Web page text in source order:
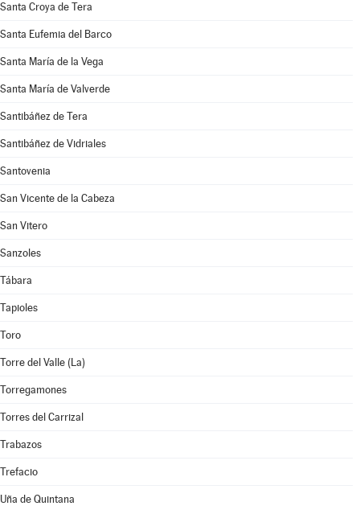
Santa Croya de Tera
Santa Eufemia del Barco
Santa María de la Vega
Santa María de Valverde
Santibáñez de Tera
Santibáñez de Vidriales
Santovenia
San Vicente de la Cabeza
San Vitero
Sanzoles
Tábara
Tapioles
Toro
Torre del Valle (La)
Torregamones
Torres del Carrizal
Trabazos
Trefacio
Uña de Quintana